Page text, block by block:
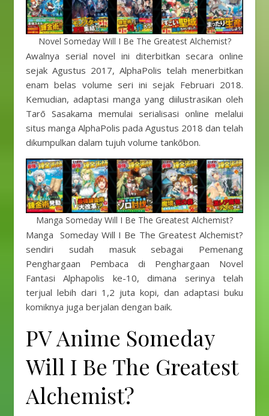
Novel Someday Will I Be The Greatest Alchemist?
Awalnya serial novel ini diterbitkan secara online
sejak Agustus 2017, AlphaPolis telah menerbitkan
enam belas volume seri ini sejak Februari 2018.
Kemudian, adaptasi manga yang diilustrasikan oleh
Tarō Sasakama memulai serialisasi online melalui
situs manga AlphaPolis pada Agustus 2018 dan telah
dikumpulkan dalam tujuh volume tankōbon.
Manga Someday Will I Be The Greatest Alchemist?
Manga Someday Will I Be The Greatest Alchemist?
sendiri sudah masuk sebagai Pemenang
Penghargaan Pembaca di Penghargaan Novel
Fantasi Alphapolis ke-10, dimana serinya telah
terjual lebih dari 1,2 juta kopi, dan adaptasi buku
komiknya juga berjalan dengan baik.
PV Anime Someday
Will I Be The Greatest
Alchemist?